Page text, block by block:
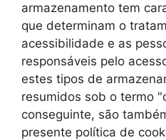
armazenamento tem
que determinam o
acessibilidade e as
responsáveis pelo
estes tipos de
resumidos sob o termo
conseguinte, são
presente política de